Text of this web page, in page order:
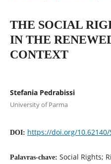
THE SOCIAL
IN THE
CONTEXT
Stefania Pedrabissi
University of Parma
DOI: https://doi.org/10.62140/
Palavras-chave: Social Rights;